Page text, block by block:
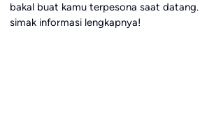
bakal buat kamu terpesona saat datang.
simak informasi lengkapnya!